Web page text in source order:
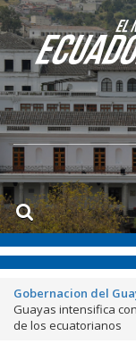
Gobernacion del
Guayas intensifica
de los ecuatorianos